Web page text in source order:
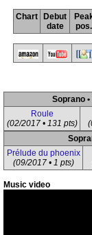
Chart
Debut
date
pos.
Soprano
Roule
(02/2017 • 131 pts)
Prélude du phoenix
(09/2017 • 1 pts)
Music video